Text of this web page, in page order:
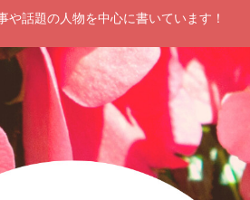
や話題の人物を中心に書いています！